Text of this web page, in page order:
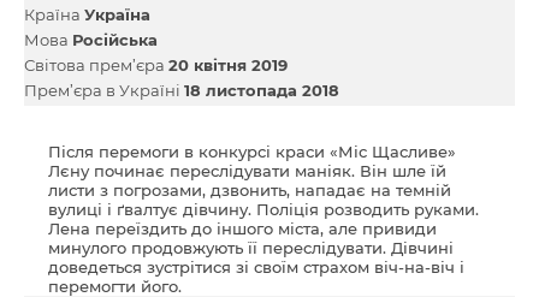
Країна Україна
Мова Російська
Світова прем’єра 20 квітня 2019
Прем’єра в Україні 18 листопада 2018
Після перемоги в конкурсі краси «Міс Щасливе»
Лєну починає переслідувати маніяк. Він шле їй
листи з погрозами, дзвонить, нападає на темній
вулиці і ґвалтує дівчину. Поліція розводить руками.
Лена переїздить до іншого міста, але привиди
минулого продовжують її переслідувати. Дівчині
доведеться зустрітися зі своїм страхом віч-на-віч і
перемогти його.